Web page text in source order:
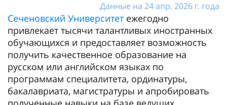
Данные на 24 апр. 2026 г. года
Сеченовский Университет ежегодно
привлекает тысячи талантливых иностранных
обучающихся и предоставляет возможность
получить качественное образование на
русском или английском языках по
программам специалитета, ординатуры,
бакалавриата, магистратуры и апробировать